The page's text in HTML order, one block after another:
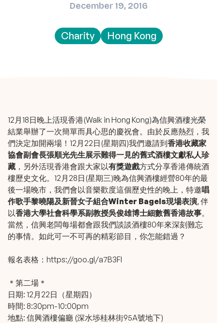
December 19, 2016
Charity Hong Kong
12月18日晚上活現香港(Walk in Hong Kong)為信興酒樓光榮
結業舉辦了一次簡單而具心思的慶祝會。由於反應熱烈，我
們決定加開兩場！12月22日(星期四)我們邀請到香港收藏家
協會副會長張順光先生展示難得一見的舊式酒樓文獻私人珍
藏 ，另外活現香港會跟大家以有獎遊戲方式分享香港傳統酒
樓歷史文化。12月28日(星期三)晚為信興酒樓經營80年的最
後一場晚市，我們會以音樂歡度這個歷史性的晚上，特邀唱
作歌手黎曉陽及新晉女子組合Winter Bagels現場表演, 伴
以香港大學社會科學系副教授吳俊雄博士細數舊香港故事。
當然，信興老闆每場都會跟我們談談酒樓80年來深刻難忘
的事情。如此可一不可再的精彩節目，你怎能錯過？
報名表格： https://goo.gl/a7B3Fl
＊第二場＊
日期: 12月22日（星期四）
時間: 8:30pm-10:00pm
地點: 信興酒樓偏廳 (深水埗桂林街95A號地下)